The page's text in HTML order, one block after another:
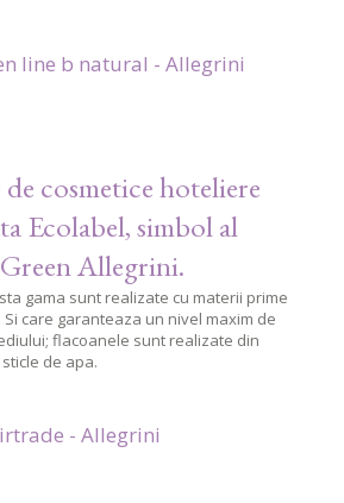
cosmetice hoteliere
Ecolabel, simbol al
Allegrini.
gama sunt realizate cu materii prime
care garanteaza un nivel maxim de
flacoanele sunt realizate din
de apa.